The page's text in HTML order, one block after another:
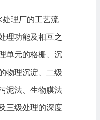
处理厂的工艺流
理功能及相互之
单元的格栅、沉
物理沉淀、二级
泥法、生物膜法
三级处理的深度